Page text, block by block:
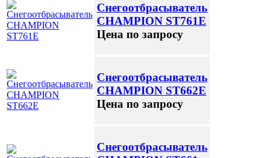
Снегоотбрасыватель
CHAMPION ST761E
Цена по запросу
Снегоотбрасыватель
CHAMPION ST662E
Цена по запросу
Снегоотбрасыватель